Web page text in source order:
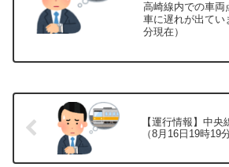
高崎線内での車両
車に遅れが出てい
分現在）
【運行情報】中
（8月16日19時19